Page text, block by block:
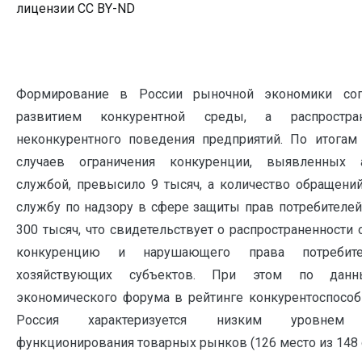
лицензии CC BY-ND
Формирование в России рыночной экономики
развитием конкурентной среды, а
неконкурентного поведения предприятий. По
случаев ограничения конкуренции, выявленных
службой, превысило 9 тысяч, а количество
службу по надзору в сфере защиты прав
300 тысяч, что свидетельствует о
конкуренцию и нарушающего права
хозяйствующих субъектов. При этом по
экономического форума в рейтинге
Россия характеризуется низким уровнем
функционирования товарных рынков (126 место из 148